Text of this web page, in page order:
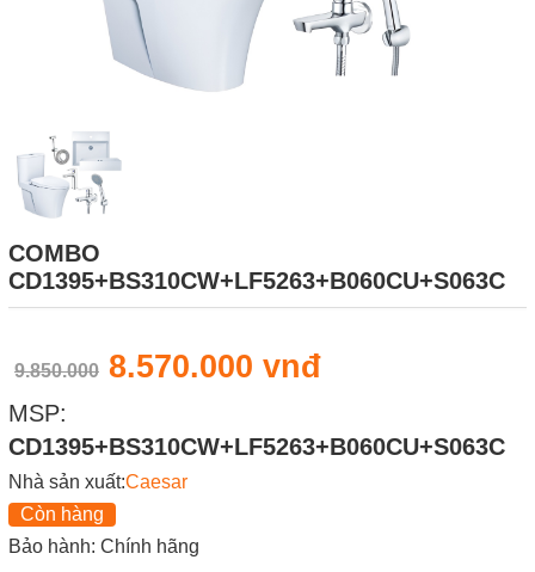
COMBO
CD1395+BS310CW+LF5263+B060CU+S063C
9.850.000 8.570.000 vnđ
MSP:
CD1395+BS310CW+LF5263+B060CU+S063C
Nhà sản xuất:Caesar
Còn hàng
Bảo hành: Chính hãng